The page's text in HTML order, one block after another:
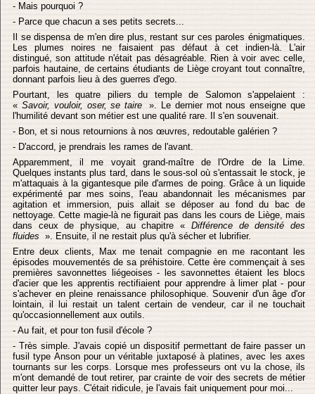
- Mais pourquoi ?
- Parce que chacun a ses petits secrets...
Il se dispensa de m'en dire plus, restant sur ces paroles énigmatiques.
Les plumes noires ne faisaient pas défaut à cet indien-là. L'air
distingué, son attitude n'était pas désagréable. Rien à voir avec celle,
parfois hautaine, de certains étudiants de Liège croyant tout connaître,
donnant parfois lieu à des guerres d'ego.
Pourtant, les quatre piliers du temple de Salomon s'appelaient :
« Savoir, vouloir, oser, se taire
». Le dernier mot nous enseigne que
l'humilité devant son métier est une qualité rare. Il s'en souvenait.
- Bon, et si nous retournions à nos œuvres, redoutable galérien ?
- D'accord, je prendrais les rames de l'avant.
Apparemment, il me voyait grand-maître de l'Ordre de la Lime.
Quelques instants plus tard, dans le sous-sol où s'entassait le stock, je
m'attaquais à la gigantesque pile d'armes de poing. Grâce à un liquide
expérimenté par mes soins, l'eau abandonnait les mécanismes par
agitation et immersion, puis allait se déposer au fond du bac de
nettoyage. Cette magie-là ne figurait pas dans les cours de Liège, mais
dans ceux de physique, au chapitre « Différence de densité des
fluides ». Ensuite, il ne restait plus qu'à sécher et lubrifier.
Entre deux clients, Max me tenait compagnie en me racontant les
épisodes mouvementés de sa préhistoire. Cette ère commençait à ses
premières savonnettes liégeoises - les savonnettes étaient les blocs
d'acier que les apprentis rectifiaient pour apprendre à limer plat - pour
s'achever en pleine renaissance philosophique. Souvenir d'un âge d'or
lointain, il lui restait un talent certain de vendeur, car il ne touchait
qu'occasionnellement aux outils.
- Au fait, et pour ton fusil d'école ?
- Très simple. J'avais copié un dispositif permettant de faire passer un
fusil type Anson pour un véritable juxtaposé à platines, avec les axes
tournants sur les corps. Lorsque mes professeurs ont vu la chose, ils
m'ont demandé de tout retirer, par crainte de voir des secrets de métier
quitter leur pays. C'était ridicule, je l'avais fait uniquement pour moi...